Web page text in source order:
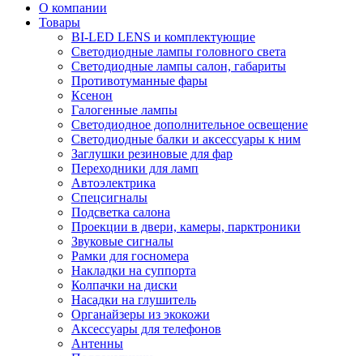
О компании
Товары
BI-LED LENS и комплектующие
Светодиодные лампы головного света
Светодиодные лампы салон, габариты
Противотуманные фары
Ксенон
Галогенные лампы
Светодиодное дополнительное освещение
Светодиодные балки и аксессуары к ним
Заглушки резиновые для фар
Переходники для ламп
Автоэлектрика
Спецсигналы
Подсветка салона
Проекции в двери, камеры, парктроники
Звуковые сигналы
Рамки для госномера
Накладки на суппорта
Колпачки на диски
Насадки на глушитель
Органайзеры из экокожи
Аксессуары для телефонов
Антенны